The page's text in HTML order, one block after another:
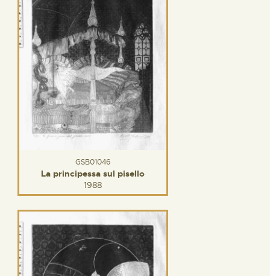
GSB01046
La principessa sul pisello
1988